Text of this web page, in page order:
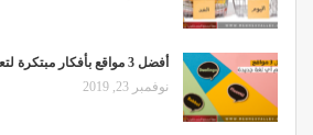
أفضل 3 مواقع بأفكار مبتكرة لتعلم أي لغة جديدة
نوفمبر 23, 2019